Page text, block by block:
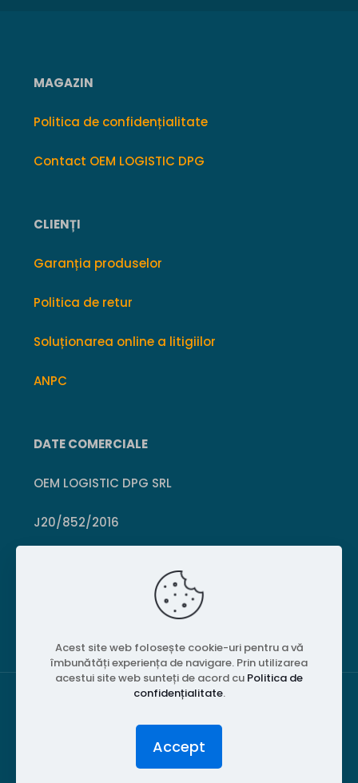
MAGAZIN
Politica de confidențialitate
Contact OEM LOGISTIC DPG
CLIENȚI
Garanția produselor
Politica de retur
Soluționarea online a litigiilor
ANPC
DATE COMERCIALE
OEM LOGISTIC DPG SRL
J20/852/2016
Crișcior, Hunedoara
Website realizat deMGT Studios
Acest site web folosește cookie-uri pentru a vă
îmbunătăți experiența de navigare. Prin utilizarea
acestui site web sunteți de acord cu Politica de
confidențialitate.
Accept